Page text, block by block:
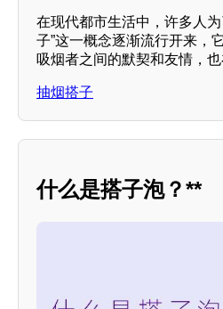
在现代都市生活中，许多人
子”这一概念逐渐流行开来，
吸烟者之间的默契和友情，
抽烟搭子
什么是搭子泡？**